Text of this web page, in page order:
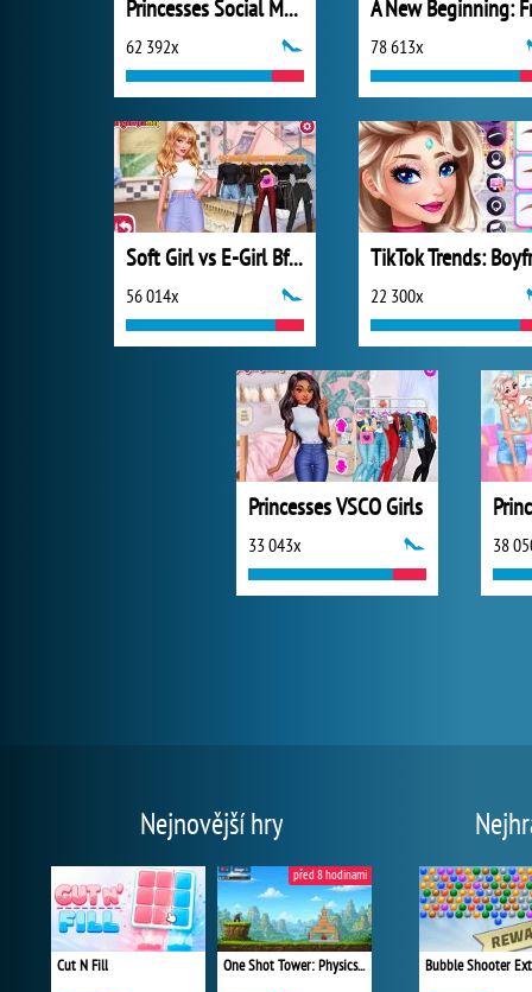
Princesses Social Media Stars
62 392x 78 613x
Soft Girl vs E-Girl Bffs Looks
56 014x 22 300x
Princesses VSCO Girls
33 043x 38
Nejnovější hry
Cut N Fill One Shot Tower: Physics Destroyer
před 8 hodinami
Bubble Shooter